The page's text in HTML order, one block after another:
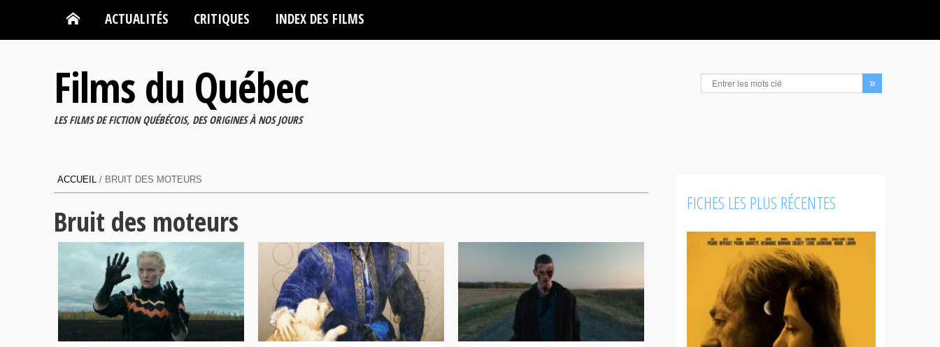
ACTUALITÉS CRITIQUES INDEX DES FILMS
Films du Québec
LES FILMS DE FICTION QUÉBÉCOIS, DES ORIGINES À NOS JOURS
ACCUEIL / BRUIT DES MOTEURS
Bruit des moteurs
FICHES LES PLUS RÉCENTES